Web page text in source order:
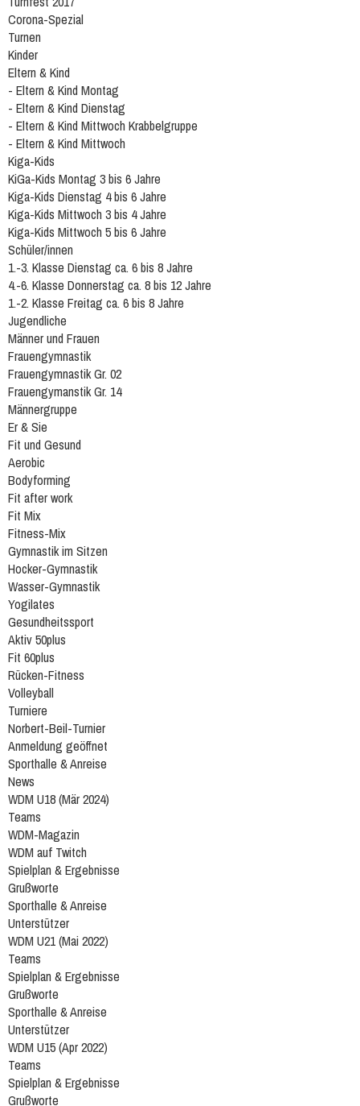
Corona-Spezial
Turnen
Kinder
Eltern & Kind
- Eltern & Kind Montag
- Eltern & Kind Dienstag
- Eltern & Kind Mittwoch Krabbelgruppe
- Eltern & Kind Mittwoch
Kiga-Kids
KiGa-Kids Montag 3 bis 6 Jahre
Kiga-Kids Dienstag 4 bis 6 Jahre
Kiga-Kids Mittwoch 3 bis 4 Jahre
Kiga-Kids Mittwoch 5 bis 6 Jahre
Schüler/innen
1.-3. Klasse Dienstag ca. 6 bis 8 Jahre
4.-6. Klasse Donnerstag ca. 8 bis 12 Jahre
1.-2. Klasse Freitag ca. 6 bis 8 Jahre
Jugendliche
Männer und Frauen
Frauengymnastik
Frauengymnastik Gr. 02
Frauengymanstik Gr. 14
Männergruppe
Er & Sie
Fit und Gesund
Aerobic
Bodyforming
Fit after work
Fit Mix
Fitness-Mix
Gymnastik im Sitzen
Hocker-Gymnastik
Wasser-Gymnastik
Yogilates
Gesundheitssport
Aktiv 50plus
Fit 60plus
Rücken-Fitness
Volleyball
Turniere
Norbert-Beil-Turnier
Anmeldung geöffnet
Sporthalle & Anreise
News
WDM U18 (Mär 2024)
Teams
WDM-Magazin
WDM auf Twitch
Spielplan & Ergebnisse
Grußworte
Sporthalle & Anreise
Unterstützer
WDM U21 (Mai 2022)
Teams
Spielplan & Ergebnisse
Grußworte
Sporthalle & Anreise
Unterstützer
WDM U15 (Apr 2022)
Teams
Spielplan & Ergebnisse
Grußworte